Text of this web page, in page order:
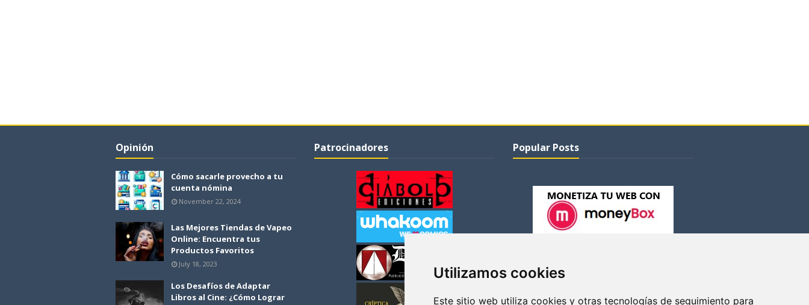
Utilizamos cookies
Este sitio web utiliza cookies y otras tecnologías de seguimiento para
Opinión
Cómo sacarle provecho a tu
cuenta nómina
November 22, 2024
Las Mejores Tiendas de Vapeo
Online: Encuentra tus
Productos Favoritos
July 18, 2023
Los Desafíos de Adaptar
Libros al Cine: ¿Cómo Lograr
Patrocinadores Popular Posts